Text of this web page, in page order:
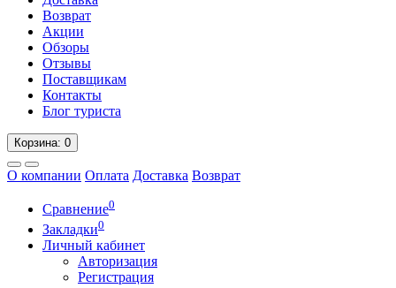
Возврат
Акции
Обзоры
Отзывы
Поставщикам
Контакты
Блог туриста
Корзина: 0
О компании Оплата Доставка Возврат
Сравнение0
Закладки0
Личный кабинет
Авторизация
Регистрация